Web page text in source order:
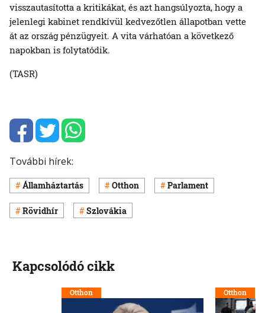
visszautasította a kritikákat, és azt hangsúlyozta, hogy a
jelenlegi kabinet rendkívül kedvezőtlen állapotban vette
át az ország pénzügyeit. A vita várhatóan a következő
napokban is folytatódik.
(TASR)
További hírek:
Államháztartás Otthon Parlament
Rövidhír Szlovákia
Kapcsolódó cikk
Otthon Otthon